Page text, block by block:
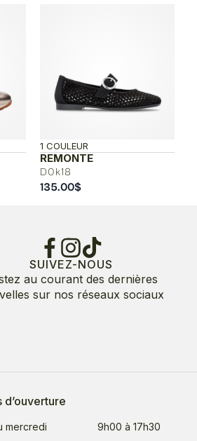
REMONTE
D0k18
1 COULEUR
135.00$
SUIVEZ-NOUS
au courant des dernières
sur nos réseaux sociaux
d’ouverture
mercredi
9h00 à 17h30